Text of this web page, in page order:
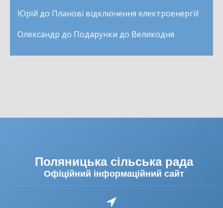
Юрій до Планові відключення електроенергії!
Олександр до Подарунки до Великодня
Поляницька сільська рада
Офіційний інформаційний сайт